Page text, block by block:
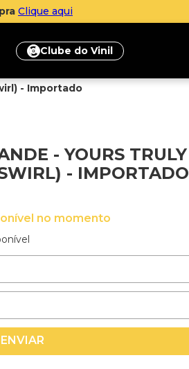
Clube do Vinil
- Importado
- YOURS TRULY
- IMPORTADO
no momento
ENVIAR